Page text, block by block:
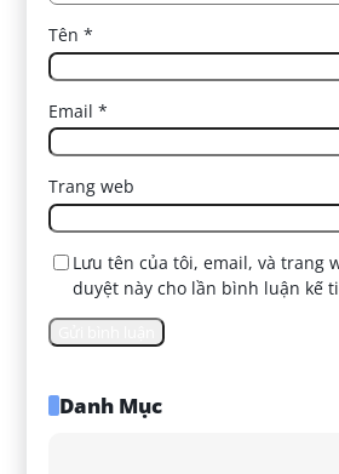
Tên*
Email*
Trang web
Lưu tên của tôi, email, và trang
duyệt này cho lần bình luận kế
Danh Mục